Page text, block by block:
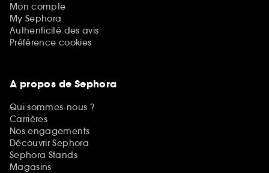
Mon compte
My Sephora
Authenticité des avis
Préférence cookies
A propos de Sephora
Qui sommes-nous ?
Carrières
Nos engagements
Découvrir Sephora
Sephora Stands
Magasins